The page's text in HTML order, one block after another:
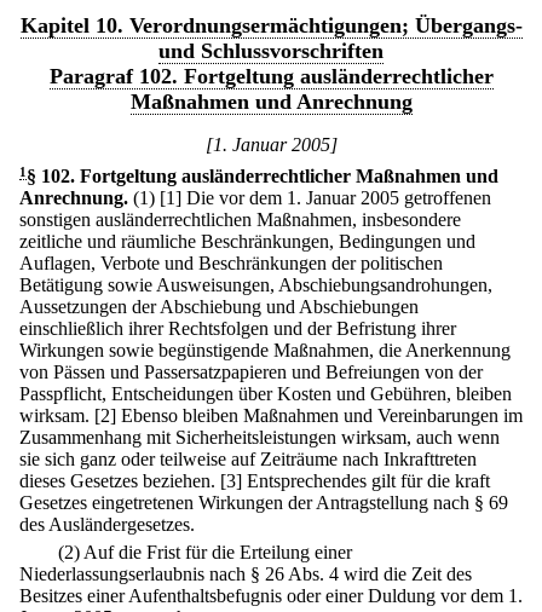
Kapitel 10. Verordnungsermächtigungen; Übergangs-
und Schlussvorschriften
Paragraf 102. Fortgeltung ausländerrechtlicher
Maßnahmen und Anrechnung
[1. Januar 2005]
1 § 102. Fortgeltung ausländerrechtlicher Maßnahmen und
Anrechnung. (1) [1] Die vor dem 1. Januar 2005 getroffenen
sonstigen ausländerrechtlichen Maßnahmen, insbesondere
zeitliche und räumliche Beschränkungen, Bedingungen und
Auflagen, Verbote und Beschränkungen der politischen
Betätigung sowie Ausweisungen, Abschiebungsandrohungen,
Aussetzungen der Abschiebung und Abschiebungen
einschließlich ihrer Rechtsfolgen und der Befristung ihrer
Wirkungen sowie begünstigende Maßnahmen, die Anerkennung
von Pässen und Passersatzpapieren und Befreiungen von der
Passpflicht, Entscheidungen über Kosten und Gebühren, bleiben
wirksam. [2] Ebenso bleiben Maßnahmen und Vereinbarungen im
Zusammenhang mit Sicherheitsleistungen wirksam, auch wenn
sie sich ganz oder teilweise auf Zeiträume nach Inkrafttreten
dieses Gesetzes beziehen. [3] Entsprechendes gilt für die kraft
Gesetzes eingetretenen Wirkungen der Antragstellung nach § 69
des Ausländergesetzes.
(2) Auf die Frist für die Erteilung einer
Niederlassungserlaubnis nach § 26 Abs. 4 wird die Zeit des
Besitzes einer Aufenthaltsbefugnis oder einer Duldung vor dem 1.